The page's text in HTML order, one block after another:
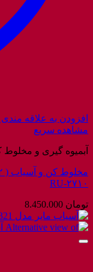
افزودن به علاقه مندی
مشاهده سریع
آبمیوه گیری و مخلوط
RU-۲۷۱۰
تومان